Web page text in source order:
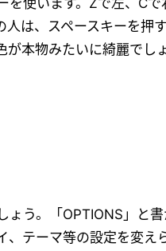
を使います。Zで左、C
人は、スペースキーを
が本物みたいに綺麗でし
ょう。「OPTIONS」と
、テーマ等の設定を変え